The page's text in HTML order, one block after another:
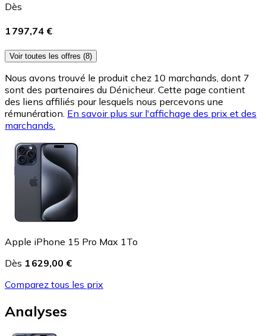
Dès
1 797,74 €
Voir toutes les offres (8)
Nous avons trouvé le produit chez 10 marchands, dont 7
sont des partenaires du Dénicheur. Cette page contient
des liens affiliés pour lesquels nous percevons une
rémunération. En savoir plus sur l'affichage des prix et des
marchands.
Apple iPhone 15 Pro Max 1To
Dès 1 629,00 €
Comparez tous les prix
Analyses